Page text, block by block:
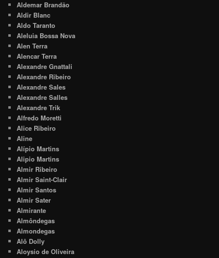
Aldemar Brandão
Aldir Blanc
Aldo Taranto
Aleluia Bossa Nova
Alen Terra
Alencar Terra
Alexandre Gnattali
Alexandre Ribeiro
Alexandre Sales
Alexandre Salles
Alexandre Trik
Alfredo Moretti
Alice Ribeiro
Aline
Alípio Martins
Alipio Martins
Almir Ribeiro
Almir Saint-Clair
Almir Santos
Almir Sater
Almirante
Almôndegas
Almondegas
Alô Dolly
Aloysio de Oliveira